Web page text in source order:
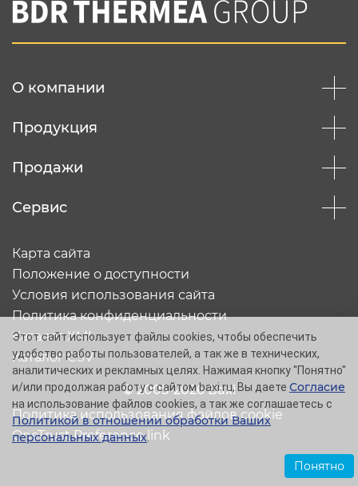
Вы соглашаетесь с нашей политикой
конфеденциальности
О компании
Продукция
Продажи
Сервис
© 2005-2026 Baxi
Карта сайта
Положение о доступности
Условия использования сайта
Политика конфиденциальности
Каталог XML
Каталог CSV
Политика использования файлов cookie
OneTrust Preference link
Этот сайт использует файлы cookies, чтобы обеспечить
удобство работы пользователей, а так же в технических,
аналитических и рекламных целях. Нажимая кнопку "Понятно"
и/или продолжая работу с сайтом baxi.ru, Вы даете Согласие
на использование файлов cookies, а так же соглашаетесь с
Политикой в отношении обработки Ваших
персональных данных.
Понятно